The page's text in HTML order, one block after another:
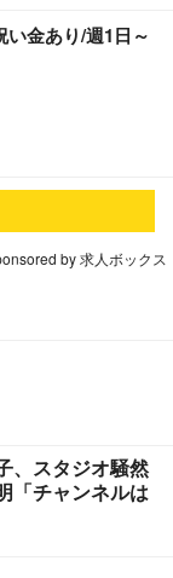
金あり/週1日～
by 求人ボックス
、スタジオ騒然
「チャンネルは